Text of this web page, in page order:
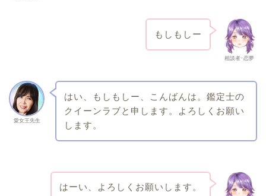
相談者･恋夢
もしもしー
愛女王先生
はい、もしもしー、こんばんは。鑑定士の
クイーンラブと申します。よろしくお願い
します。
はーい、よろしくお願いします。